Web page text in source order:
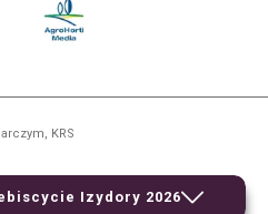
Izydory 2026
KRS
treści